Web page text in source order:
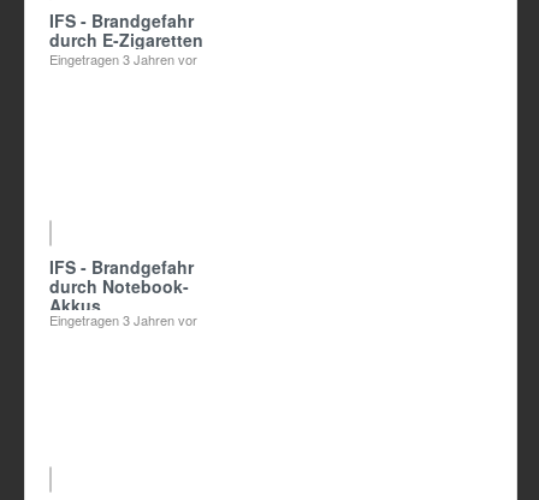
IFS - Brandgefahr
durch E-Zigaretten
Eingetragen3 Jahren vor
IFS - Brandgefahr
durch Notebook-
Akkus
Eingetragen3 Jahren vor